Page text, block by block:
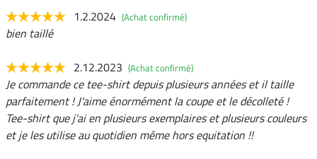
1.2.2024 (Achat confirmé)
bien taillé
2.12.2023 (Achat confirmé)
Je commande ce tee-shirt depuis plusieurs années et il taille
parfaitement ! J'aime énormément la coupe et le décolleté !
Tee-shirt que j'ai en plusieurs exemplaires et plusieurs couleurs
et je les utilise au quotidien même hors equitation !!